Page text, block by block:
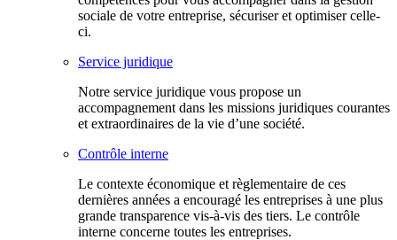
sociale de votre entreprise, sécuriser et optimiser celle-
ci.
Service juridique
Notre service juridique vous propose un
accompagnement dans les missions juridiques courantes
et extraordinaires de la vie d’une société.
Contrôle interne
Le contexte économique et règlementaire de ces
dernières années a encouragé les entreprises à une plus
grande transparence vis-à-vis des tiers. Le contrôle
interne concerne toutes les entreprises.